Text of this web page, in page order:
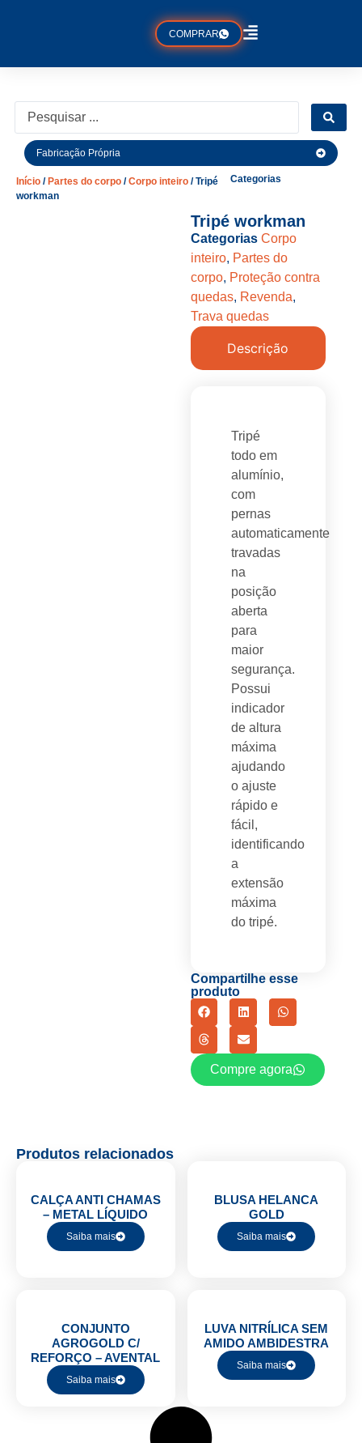
COMPRAR
Fabricação Própria
Início / Partes do corpo /Corpo inteiro / Tripé
workman
Categorias
Tripé workman
Categorias Corpo
inteiro, Partes do
corpo, Proteção contra
quedas, Revenda,
Trava quedas
Descrição
Tripé
todo em
alumínio,
com
pernas
automaticamente
travadas
na
posição
aberta
para
maior
segurança.
Possui
indicador
de altura
máxima
ajudando
o ajuste
rápido e
fácil,
identificando
a
extensão
máxima
do tripé.
Compartilhe esse
produto
Compre agora
Produtos relacionados
CALÇA ANTI CHAMAS
– METAL LÍQUIDO
Saiba mais
BLUSA HELANCA
GOLD
Saiba mais
CONJUNTO
AGROGOLD C/
REFORÇO – AVENTAL
Saiba mais
LUVA NITRÍLICA SEM
AMIDO AMBIDESTRA
Saiba mais